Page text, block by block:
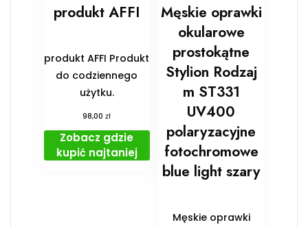
produkt AFFI
produkt AFFI Produkt
do codziennego
użytku.
98,00zł
Zobacz gdzie
kupić najtaniej
Męskie oprawki
okularowe
prostokątne
Stylion Rodzaj
m ST331
UV400
polaryzacyjne
fotochromowe
blue light szary
Męskie oprawki